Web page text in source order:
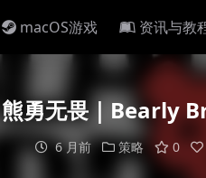
macOS游戏 资讯与教
熊勇无畏｜Bearly
6 月前 策略 0